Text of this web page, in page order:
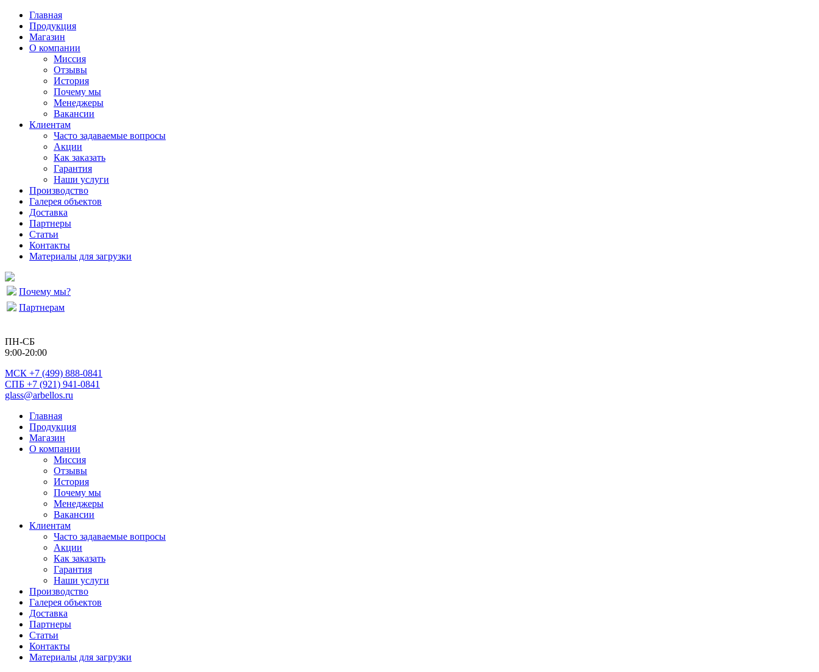
Главная
Продукция
Магазин
О компании
Миссия
Отзывы
История
Почему мы
Менеджеры
Вакансии
Клиентам
Часто задаваемые вопросы
Акции
Как заказать
Гарантия
Наши услуги
Производство
Галерея объектов
Доставка
Партнеры
Статьи
Контакты
Материалы для загрузки
Почему мы?
Партнерам
ПН-СБ
9:00-20:00
МСК +7 (499) 888-0841
СПБ +7 (921) 941-0841
glass@arbellos.ru
Главная
Продукция
Магазин
О компании
Миссия
Отзывы
История
Почему мы
Менеджеры
Вакансии
Клиентам
Часто задаваемые вопросы
Акции
Как заказать
Гарантия
Наши услуги
Производство
Галерея объектов
Доставка
Партнеры
Статьи
Контакты
Материалы для загрузки